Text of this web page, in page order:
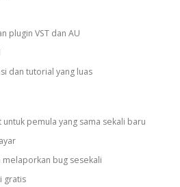
plugin VST dan AU
dan tutorial yang luas
pemula yang sama sekali baru
bug sesekali
gratis